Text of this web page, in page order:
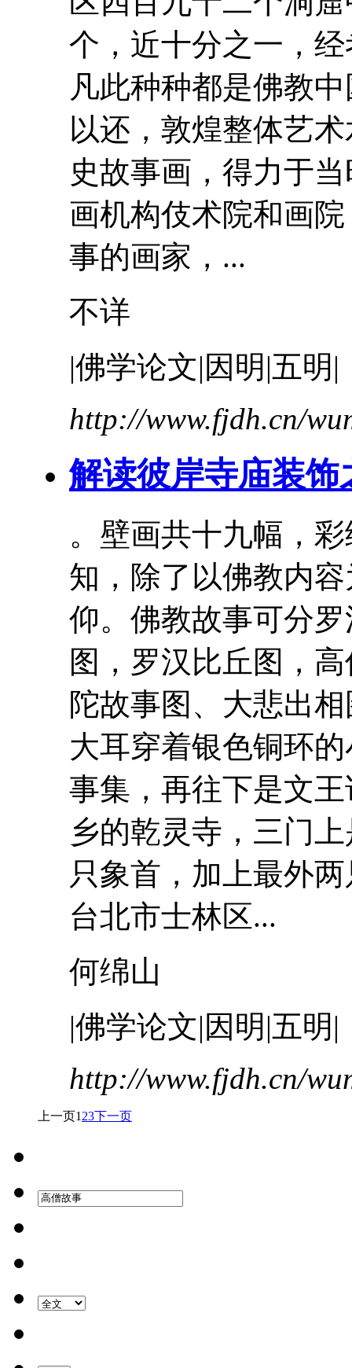
个，近十分之一，
凡此种种都是佛教
以还，敦煌整体艺
史故事画，得力于
画机构伎术院和画
事的画家，...
不详
|佛学论文|因明|五明|
http://www.fjdh.cn/
解读彼岸寺庙装饰
。壁画共十九幅，
知，除了以佛教内
仰。佛教故事可分罗
图，罗汉比丘图，
陀故事图、大悲出
大耳穿着银色铜环
事集，再往下是文
乡的乾灵寺，三门
只象首，加上最外
台北市士林区...
何绵山
|佛学论文|因明|五明|
http://www.fjdh.cn/
上一页1 23下一页